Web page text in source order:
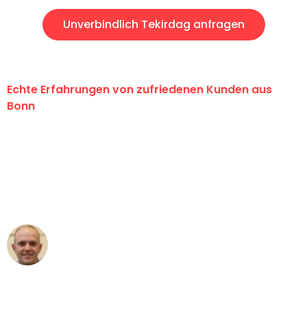
Unverbindlich Tekirdag anfragen
Echte Erfahrungen von zufriedenen Kunden aus
Bonn